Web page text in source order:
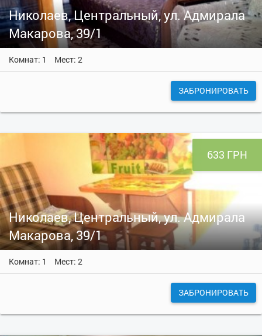
Николаев, Центральный, ул. Адмирала
Макарова, 39/1
Комнат: 1 Мест: 2
ЗАБРОНИРОВАТЬ
633 ГРН
Николаев, Центральный, ул. Адмирала
Макарова, 39/1
Комнат: 1 Мест: 2
ЗАБРОНИРОВАТЬ